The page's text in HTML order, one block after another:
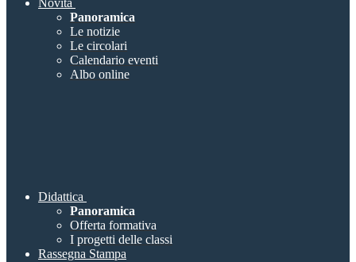
Novità
Panoramica
Le notizie
Le circolari
Calendario eventi
Albo online
Didattica
Panoramica
Offerta formativa
I progetti delle classi
Rassegna Stampa